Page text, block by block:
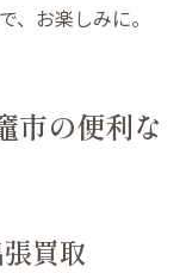
、お楽しみに。
市の便利な
買取